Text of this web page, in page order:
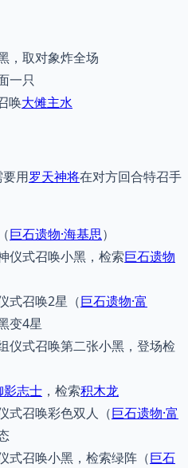
，取对象炸全场
一只
唤大傩主水
用罗天神将在对方回合特召手
巨石遗物·海基思）
仪式召唤小黑，检索巨石遗物
式召唤2星（巨石遗物·富
变4星
仪式召唤第二张小黑，登场检
影志士 ，检索积木龙
式召唤彩色双人（巨石遗物·富
式召唤小黑，检索绿阵（巨石